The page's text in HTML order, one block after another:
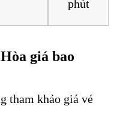
phút
giá bao
tham khảo giá vé